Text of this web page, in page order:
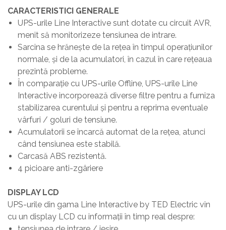
CARACTERISTICI GENERALE
UPS-urile Line Interactive sunt dotate cu circuit AVR,
menit să monitorizeze tensiunea de intrare.
Sarcina se hrănește de la reţea în timpul operaţiunilor
normale, și de la acumulatori, în cazul în care reţeaua
prezintă probleme.
În comparaţie cu UPS-urile Offline, UPS-urile Line
Interactive incorporează diverse filtre pentru a furniza
stabilizarea curentului și pentru a reprima eventuale
vârfuri / goluri de tensiune.
Acumulatorii se încarcă automat de la reţea, atunci
când tensiunea este stabilă.
Carcasă ABS rezistentă.
4 picioare anti-zgâriere
DISPLAY LCD
UPS-urile din gama Line Interactive by TED Electric vin
cu un display LCD cu informaţii în timp real despre: